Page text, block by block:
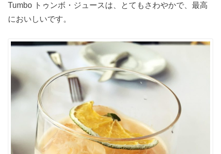
Tumbo トゥンボ・ジュースは、とてもさわやかで、最高
においしいです。